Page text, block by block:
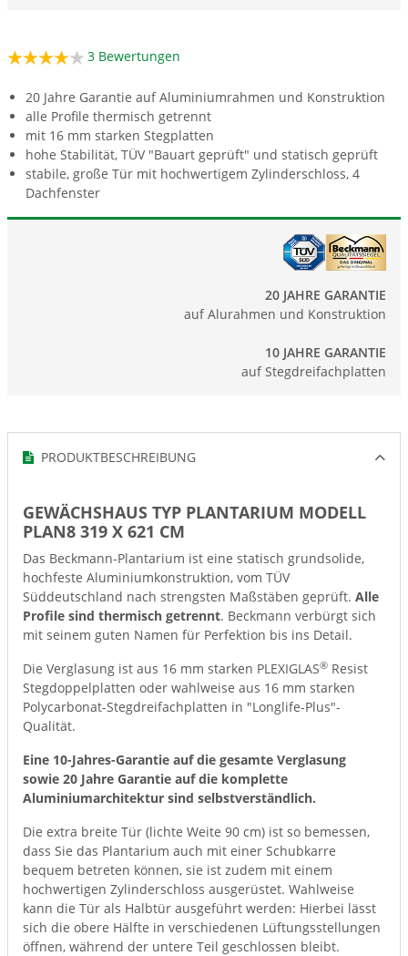
3 Bewertungen
20 Jahre Garantie auf Aluminiumrahmen und Konstruktion
alle Profile thermisch getrennt
mit 16 mm starken Stegplatten
hohe Stabilität, TÜV "Bauart geprüft" und statisch geprüft
stabile, große Tür mit hochwertigem Zylinderschloss, 4
Dachfenster
20 JAHRE GARANTIE
auf Alurahmen und Konstruktion
10 JAHRE GARANTIE
auf Stegdreifachplatten
PRODUKTBESCHREIBUNG
GEWÄCHSHAUS TYP PLANTARIUM MODELL
PLAN8 319 X 621 CM
Das Beckmann-Plantarium ist eine statisch grundsolide,
hochfeste Aluminiumkonstruktion, vom TÜV
Süddeutschland nach strengsten Maßstäben geprüft. Alle
Profile sind thermisch getrennt. Beckmann verbürgt sich
mit seinem guten Namen für Perfektion bis ins Detail.
Die Verglasung ist aus 16 mm starken PLEXIGLAS® Resist
Stegdoppelplatten oder wahlweise aus 16 mm starken
Polycarbonat-Stegdreifachplatten in "Longlife-Plus"-
Qualität.
Eine 10-Jahres-Garantie auf die gesamte Verglasung
sowie 20 Jahre Garantie auf die komplette
Aluminiumarchitektur sind selbstverständlich.
Die extra breite Tür (lichte Weite 90 cm) ist so bemessen,
dass Sie das Plantarium auch mit einer Schubkarre
bequem betreten können, sie ist zudem mit einem
hochwertigen Zylinderschloss ausgerüstet. Wahlweise
kann die Tür als Halbtür ausgeführt werden: Hierbei lässt
sich die obere Hälfte in verschiedenen Lüftungsstellungen
öffnen, während der untere Teil geschlossen bleibt.